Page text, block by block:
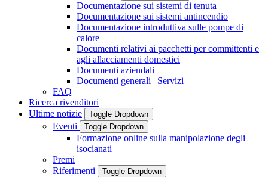
Documentazione sui sistemi di tenuta
Documentazione sui sistemi antincendio
Documentazione introduttiva sulle pompe di
calore
Documenti relativi ai pacchetti per committenti e
agli allacciamenti domestici
Documenti aziendali
Documenti generali | Servizi
FAQ
Ricerca rivenditori
Ultime notizie
Toggle Dropdown
Eventi Toggle Dropdown
Formazione online sulla manipolazione degli
isocianati
Premi
Riferimenti
Toggle Dropdown